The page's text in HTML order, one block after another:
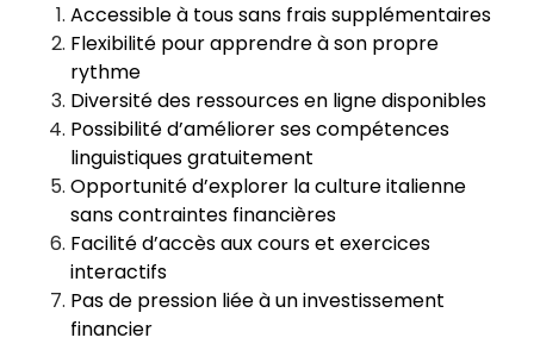
Accessible à tous sans frais supplémentaires
Flexibilité pour apprendre à son propre
rythme
Diversité des ressources en ligne disponibles
Possibilité d’améliorer ses compétences
linguistiques gratuitement
Opportunité d’explorer la culture italienne
sans contraintes financières
Facilité d’accès aux cours et exercices
interactifs
Pas de pression liée à un investissement
financier